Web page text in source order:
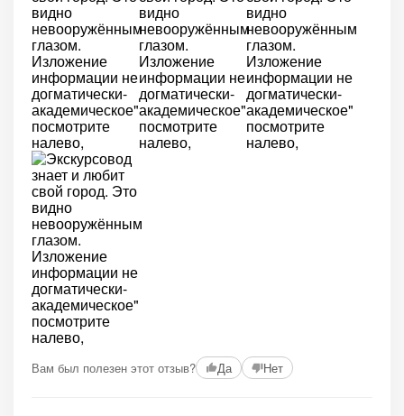
Вам был полезен этот отзыв? Да Нет